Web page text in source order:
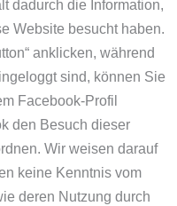
dadurch die Information,
Website besucht haben.
anklicken, während
sind, können Sie
Facebook-Profil
den Besuch dieser
Wir weisen darauf
keine Kenntnis vom
deren Nutzung durch